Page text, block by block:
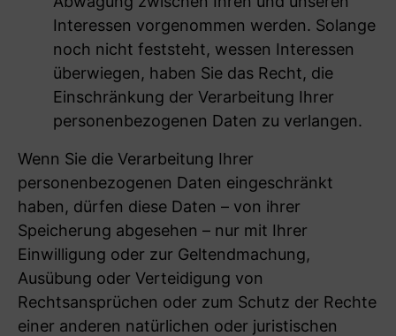
Interessen vorgenommen werden. Solange
noch nicht feststeht, wessen Interessen
überwiegen, haben Sie das Recht, die
Einschränkung der Verarbeitung Ihrer
personenbezogenen Daten zu verlangen.
Wenn Sie die Verarbeitung Ihrer
personenbezogenen Daten eingeschränkt
haben, dürfen diese Daten – von ihrer
Speicherung abgesehen – nur mit Ihrer
Einwilligung oder zur Geltendmachung,
Ausübung oder Verteidigung von
Rechtsansprüchen oder zum Schutz der Rechte
einer anderen natürlichen oder juristischen